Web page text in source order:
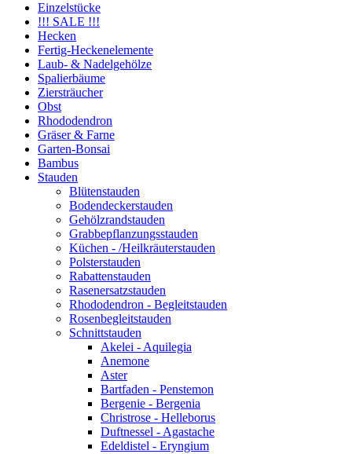
Einzelstücke
!!! SALE !!!
Hecken
Fertig-Heckenelemente
Laub- & Nadelgehölze
Spalierbäume
Ziersträucher
Obst
Rhododendron
Gräser & Farne
Garten-Bonsai
Bambus
Stauden
Blütenstauden
Bodendeckerstauden
Gehölzrandstauden
Grabbepflanzungsstauden
Küchen - /Heilkräuterstauden
Polsterstauden
Rabattenstauden
Rasenersatzstauden
Rhododendron - Begleitstauden
Rosenbegleitstauden
Schnittstauden
Akelei - Aquilegia
Anemone
Aster
Bartfaden - Penstemon
Bergenie - Bergenia
Christrose - Helleborus
Duftnessel - Agastache
Edeldistel - Eryngium